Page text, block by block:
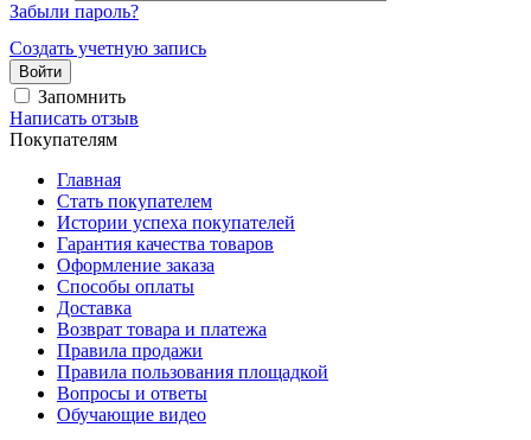
Забыли пароль?
Создать учетную запись
Войти
Запомнить
Написать отзыв
Покупателям
Главная
Стать покупателем
Истории успеха покупателей
Гарантия качества товаров
Оформление заказа
Способы оплаты
Доставка
Возврат товара и платежа
Правила продажи
Правила пользования площадкой
Вопросы и ответы
Обучающие видео